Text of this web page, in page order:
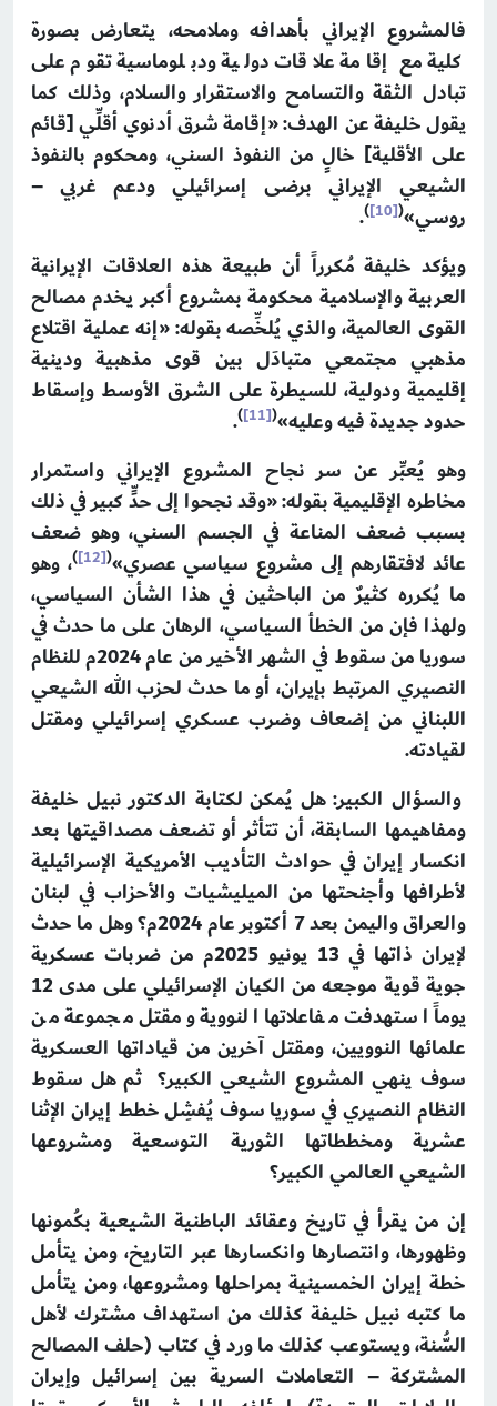
فالمشروع الإيراني بأهدافه وملامحه، يتعارض بصورة
كلية مع إقامة علاقات دولية ودبلوماسية تقوم على
تبادل الثقة والتسامح والاستقرار والسلام، وذلك كما
يقول خليفة عن الهدف: «إقامة شرق أدنوي أقلِّي [قائم
على الأقلية] خالٍ من النفوذ السني، ومحكوم بالنفوذ
الشيعي الإيراني برضى إسرائيلي ودعم غربي –
روسي»(
[10]
)
.
ويؤكد خليفة مُكرراً أن طبيعة هذه العلاقات الإيرانية
العربية والإسلامية محكومة بمشروع أكبر يخدم مصالح
القوى العالمية، والذي يُلخِّصه بقوله: «إنه عملية اقتلاع
مذهبي مجتمعي متبادَل بين قوى مذهبية ودينية
إقليمية ودولية، للسيطرة على الشرق الأوسط وإسقاط
حدود جديدة فيه وعليه»(
[11]
)
.
وهو يُعبِّر عن سر نجاح المشروع الإيراني واستمرار
مخاطره الإقليمية بقوله: «وقد نجحوا إلى حدٍّ كبير في ذلك
بسبب ضعف المناعة في الجسم السني، وهو ضعف
عائد لافتقارهم إلى مشروع سياسي عصري»(
[12]
)، وهو
ما يُكرره كثيرٌ من الباحثين في هذا الشأن السياسي،
ولهذا فإن من الخطأ السياسي، الرهان على ما حدث في
سوريا من سقوط في الشهر الأخير من عام 2024م للنظام
النصيري المرتبط بإيران، أو ما حدث لحزب الله الشيعي
اللبناني من إضعاف وضرب عسكري إسرائيلي ومقتل
لقيادته.
والسؤال الكبير: هل يُمكن لكتابة الدكتور نبيل خليفة
ومفاهيمها السابقة، أن تتأثر أو تضعف مصداقيتها بعد
انكسار إيران في حوادث التأديب الأمريكية الإسرائيلية
لأطرافها وأجنحتها من الميليشيات والأحزاب في لبنان
والعراق واليمن بعد 7 أكتوبر عام 2024م؟ وهل ما حدث
لإيران ذاتها في 13‏ يونيو 2025م من ضربات عسكرية
جوية قوية موجعه من الكيان الإسرائيلي على مدى 12
يوماً استهدفت مفاعلاتها النووية ومقتل مجموعة من
علمائها النوويين، ومقتل آخرين من قياداتها العسكرية
سوف ينهي المشروع الشيعي الكبير؟ ثم هل سقوط
النظام النصيري في سوريا سوف يُفشِل خطط إيران الإثنا
عشرية ومخططاتها الثورية التوسعية ومشروعها
الشيعي العالمي الكبير؟
إن من يقرأ في تاريخ وعقائد الباطنية الشيعية بكُمونها
وظهورها، وانتصارها وانكسارها عبر التاريخ، ومن يتأمل
خطة إيران الخمسينية بمراحلها ومشروعها، ومن يتأمل
ما كتبه نبيل خليفة كذلك من استهداف مشترك لأهل
السُّنة، ويستوعب كذلك ما ورد في كتاب (حلف المصالح
المشتركة – التعاملات السرية بين إسرائيل وإيران